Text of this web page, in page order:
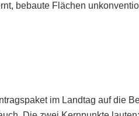
bebaute Flächen
im Landtag auf die